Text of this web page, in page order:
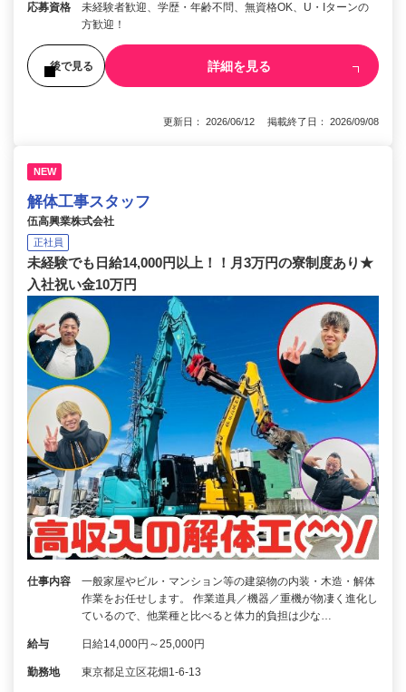
応募資格
未経験者歓迎、学歴・年齢不問、無資格OK、U・Iターンの
方歓迎！
後で見る 詳細を見る
更新日： 2026/06/12 掲載終了日： 2026/09/08
NEW
解体工事スタッフ
伍高興業株式会社
正社員
未経験でも日給14,000円以上！！月3万円の寮制度あり★
入社祝い金10万円
仕事内容
一般家屋やビル・マンション等の建築物の内装・木造・解体
作業をお任せします。 作業道具／機器／重機が物凄く進化し
ているので、他業種と比べると体力的負担は少な…
給与 日給14,000円～25,000円
勤務地 東京都足立区花畑1-6-13